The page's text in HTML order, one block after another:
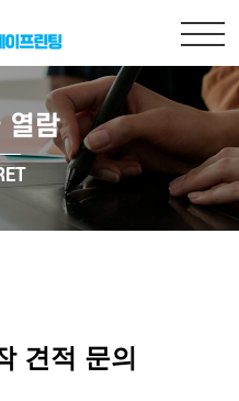
사
기
적문의
열람
견적 문의